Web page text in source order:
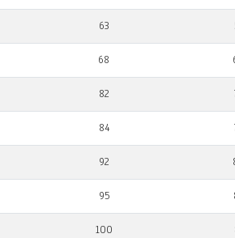
63
68
82
84
92
95
100